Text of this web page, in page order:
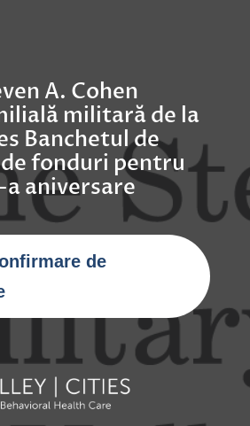
A. Cohen
militară de la
Banchetul de
fonduri pentru
a aniversare
de